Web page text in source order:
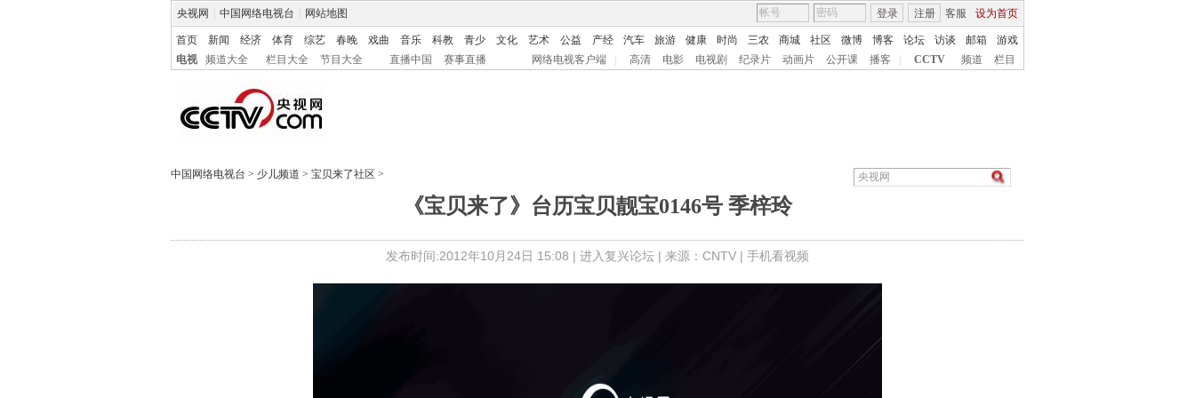
央视网 中国网络电视台 网站地图 客服 设为首页
登录 注册
首页 新闻 经济 体育 综艺 春晚 戏曲 音乐 科教 青少 文化 艺术 公益 产经 汽车 旅游 健康 时尚 三农 商城 社区 微博 博客 论坛 访谈 邮箱
游戏
电视
频道大全 栏目大全 节目大全 直播中国 赛事直播 网络电视客户端 高清 电影 电视剧 纪录片 动画片 公开课 播客 CCTV 频道 栏目
中国网络电视台 > 少儿频道 > 宝贝来了社区 >
《宝贝来了》台历宝贝靓宝0146号 季梓玲
发布时间:2012年10月24日 15:08 | 进入复兴论坛 | 来源：CNTV | 手机看视频